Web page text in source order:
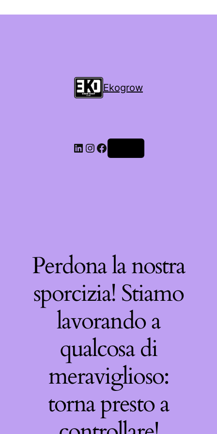
Ekogrow
Perdona la nostra
sporcizia! Stiamo
lavorando a
qualcosa di
meraviglioso:
torna presto a